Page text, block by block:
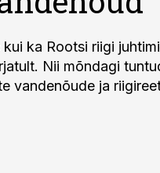
ka Rootsi riigi
Nii mõndagi
vandenõude ja